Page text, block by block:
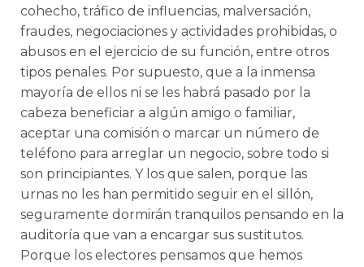
cohecho, tráfico de influencias, malversación,
fraudes, negociaciones y actividades prohibidas, o
abusos en el ejercicio de su función, entre otros
tipos penales. Por supuesto, que a la inmensa
mayoría de ellos ni se les habrá pasado por la
cabeza beneficiar a algún amigo o familiar,
aceptar una comisión o marcar un número de
teléfono para arreglar un negocio, sobre todo si
son principiantes. Y los que salen, porque las
urnas no les han permitido seguir en el sillón,
seguramente dormirán tranquilos pensando en la
auditoría que van a encargar sus sustitutos.
Porque los electores pensamos que hemos